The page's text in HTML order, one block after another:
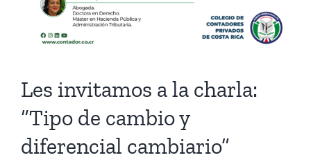
Les invitamos a la charla:
“Tipo de cambio y
diferencial cambiario”